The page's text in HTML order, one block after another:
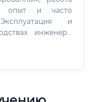
опыт и часто
и
инженеры